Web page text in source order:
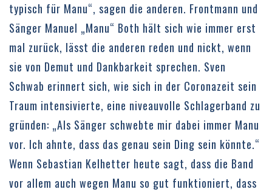
typisch für Manu“, sagen die anderen. Frontmann und
Sänger Manuel „Manu“ Both hält sich wie immer erst
mal zurück, lässt die anderen reden und nickt, wenn
sie von Demut und Dankbarkeit sprechen. Sven
Schwab erinnert sich, wie sich in der Coronazeit sein
Traum intensivierte, eine niveauvolle Schlagerband zu
gründen: „Als Sänger schwebte mir dabei immer Manu
vor. Ich ahnte, dass das genau sein Ding sein könnte.“
Wenn Sebastian Kelhetter heute sagt, dass die Band
vor allem auch wegen Manu so gut funktioniert, dass